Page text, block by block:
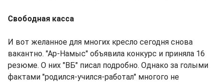
Свободная касса
И вот желанное для многих кресло сегодня снова
вакантно. "Ар-Намыс" объявила конкурс и приняла 16
резюме. О них "ВБ" писал подробно. Однако за голыми
фактами "родился-учился-работал" многого не